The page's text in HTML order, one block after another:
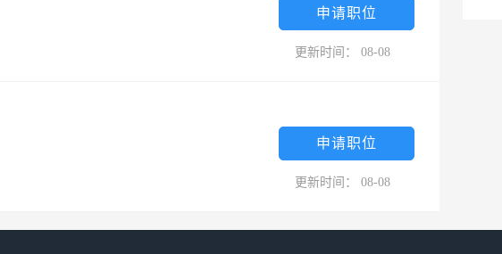
申请职位
更新时间： 08-08
申请职位
更新时间： 08-08